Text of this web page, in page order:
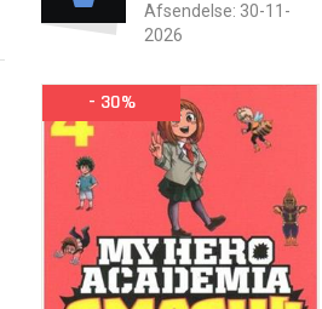
Afsendelse: 30-11-
2026
- 30%